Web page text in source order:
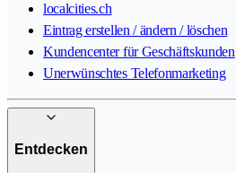
localcities.ch
Eintrag erstellen / ändern / löschen
Kundencenter für Geschäftskunden
Unerwünschtes Telefonmarketing
Entdecken